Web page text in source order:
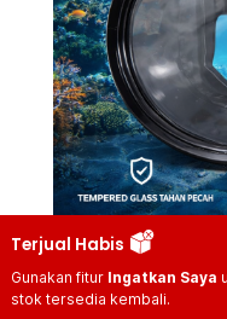
Terjual Habis
Gunakan fitur Ingatkan Saya
stok tersedia kembali.